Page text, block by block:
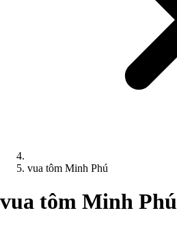
vua tôm Minh Phú
vua tôm Minh Phú